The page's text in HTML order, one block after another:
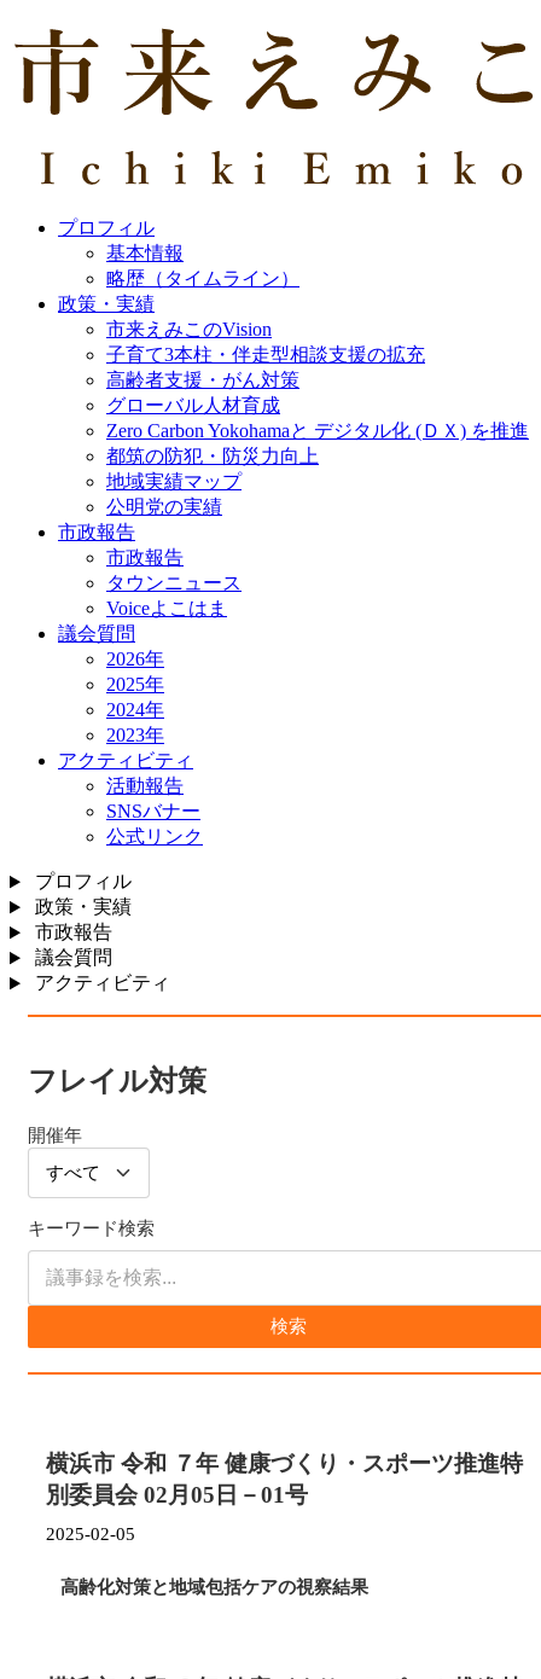
プロフィル
基本情報
略歴（タイムライン）
政策・実績
市来えみこのVision
子育て3本柱・伴走型相談支援の拡充
高齢者支援・がん対策
グローバル人材育成
Zero Carbon Yokohamaと デジタル化 (ＤＸ) を推進
都筑の防犯・防災力向上
地域実績マップ
公明党の実績
市政報告
市政報告
タウンニュース
Voiceよこはま
議会質問
2026年
2025年
2024年
2023年
アクティビティ
活動報告
SNSバナー
公式リンク
プロフィル
政策・実績
市政報告
議会質問
アクティビティ
フレイル対策
開催年
キーワード検索
検索
横浜市 令和 ７年 健康づくり・スポーツ推進特
別委員会 02月05日－01号
2025-02-05
高齢化対策と地域包括ケアの視察結果